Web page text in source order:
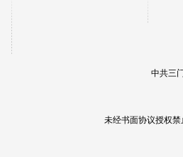
中共三
未经书面协议授权